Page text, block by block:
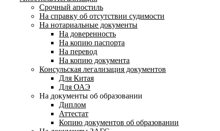
Срочный апостиль
На справку об отсутствии судимости
На нотариальные документы
На доверенность
На копию паспорта
На перевод
На копию документа
Консульская легализация документов
Для Китая
Для ОАЭ
На документы об образовании
Диплом
Аттестат
Копию документов об образовании